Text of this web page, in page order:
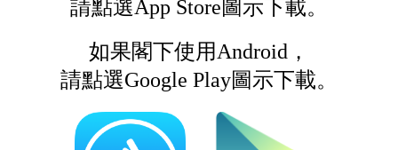
請點選App Store圖示下載。
如果閣下使用Android，
請點選Google Play圖示下載。